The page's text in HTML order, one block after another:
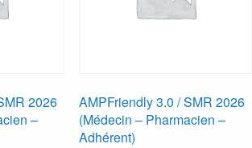
2026
–
AMPFriendly 3.0 / SMR 2026
(Médecin – Pharmacien –
Adhérent)